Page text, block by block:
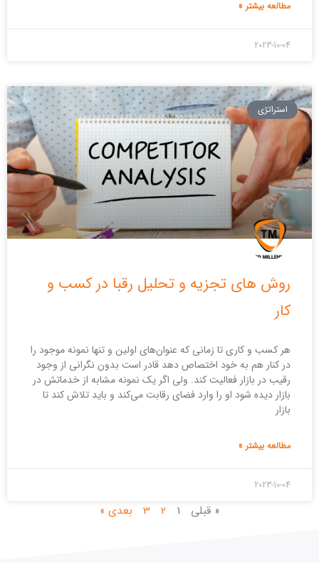
مطالعه بیشتر »
2023-10-04
استراتژی
روش های تجزیه و تحلیل رقبا در کسب و
هر کسب و کاری تا زمانی که عنوان‌های اولین و تنها نمونه موجود را
در کنار هم به خود اختصاص دهد قادر است بدون نگرانی از وجود
رقیب در بازار فعالیت کند. ولی اگر یک نمونه مشابه از خدماتش در
بازار دیده شود او را وارد فضای رقابت می‌کند و باید تلاش کند تا
مطالعه بیشتر »
2023-10-04
« قبلی 1
3 بعدی »